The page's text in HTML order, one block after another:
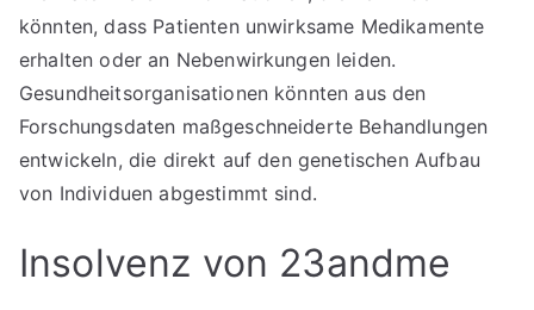
könnten, dass Patienten unwirksame Medikamente
erhalten oder an Nebenwirkungen leiden.
Gesundheitsorganisationen könnten aus den
Forschungsdaten maßgeschneiderte Behandlungen
entwickeln, die direkt auf den genetischen Aufbau
von Individuen abgestimmt sind.
Insolvenz von 23andme